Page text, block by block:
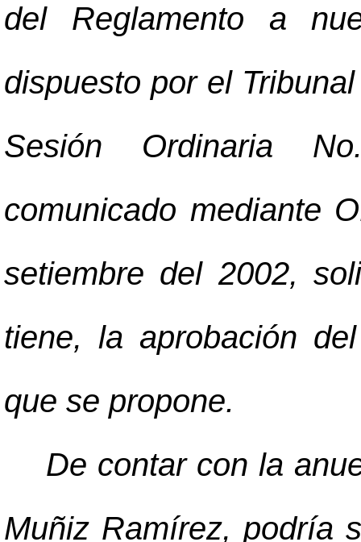
del Reglamento a
dispuesto por el
Sesión Ordinaria
comunicado mediante
setiembre del 2002,
tiene, la aprobación
que se propone.
De contar con la
Muñiz Ramírez, podría